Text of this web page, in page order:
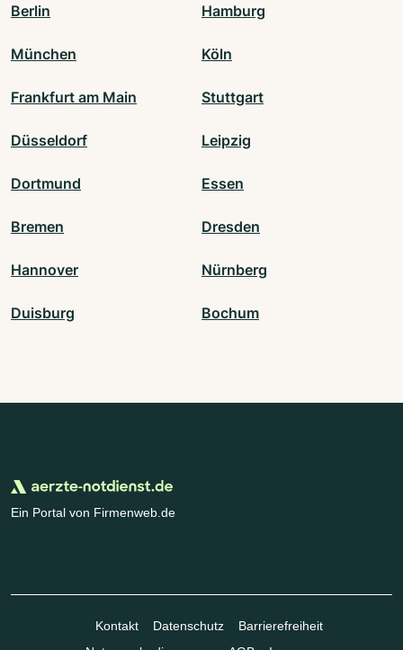
Berlin Hamburg
München Köln
Frankfurt am Main Stuttgart
Düsseldorf Leipzig
Dortmund Essen
Bremen Dresden
Hannover Nürnberg
Duisburg Bochum
Ein Portal von Firmenweb.de
Kontakt Datenschutz
Barrierefreiheit